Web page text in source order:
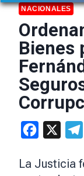
NACIONALES
Bienes
Facebook
La Justicia